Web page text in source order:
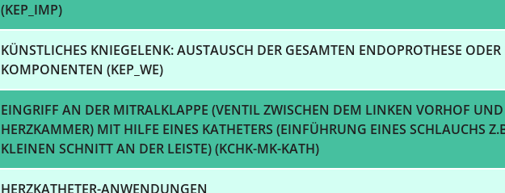
(KEP_IMP)
KÜNSTLICHES KNIEGELENK: AUSTAUSCH DER GESAMTEN ENDOPROTHESE
KOMPONENTEN (KEP_WE)
EINGRIFF AN DER MITRALKLAPPE (VENTIL ZWISCHEN DEM LINKEN VORHOF
HERZKAMMER) MIT HILFE EINES KATHETERS (EINFÜHRUNG EINES SCHLAUCHS
KLEINEN SCHNITT AN DER LEISTE) (KCHK-MK-KATH)
HERZKATHETER-ANWENDUNGEN